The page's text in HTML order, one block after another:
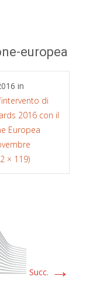
europea
in
di
2016 con il
Europea
× 119)
Succ. →